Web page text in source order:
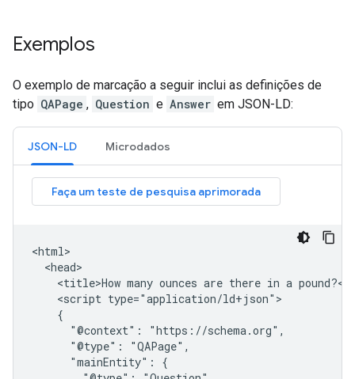
Exemplos
O exemplo de marcação a seguir inclui as definições de
tipo QAPage , Question e Answer em JSON-LD:
JSON-LD Microdados
<html>
  <head>
<title>How many ounces are there in a pound?</
    <script type="application/ld+json">
    {
      "@context": "https://schema.org",
      "@type": "QAPage",
      "mainEntity": {